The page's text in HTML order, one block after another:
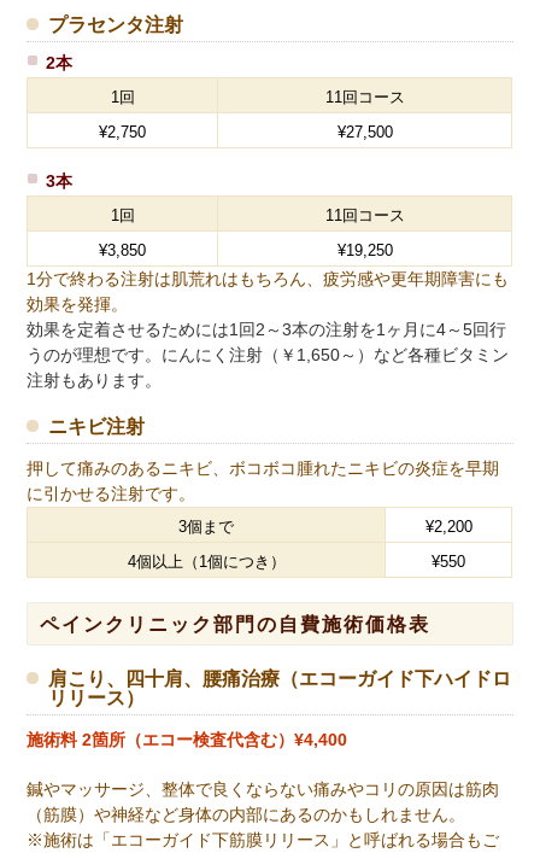
プラセンタ注射
2本
1回
11回コース
¥2,750
¥27,500
3本
1回
11回コース
¥3,850
¥19,250
1分で終わる注射は肌荒れはもちろん、疲労感や更年期障害にも
効果を発揮。
効果を定着させるためには1回2～3本の注射を1ヶ月に4～5回行
うのが理想です。にんにく注射（￥1,650～）など各種ビタミン
注射もあります。
ニキビ注射
押して痛みのあるニキビ、ボコボコ腫れたニキビの炎症を早期
に引かせる注射です。
3個まで
¥2,200
4個以上（1個につき）
¥550
ペインクリニック部門の自費施術価格表
肩こり、四十肩、腰痛治療（エコーガイド下ハイドロ
リリース）
施術料 2箇所（エコー検査代含む）¥4,400
鍼やマッサージ、整体で良くならない痛みやコリの原因は筋肉
（筋膜）や神経など身体の内部にあるのかもしれません。
※施術は「エコーガイド下筋膜リリース」と呼ばれる場合もご